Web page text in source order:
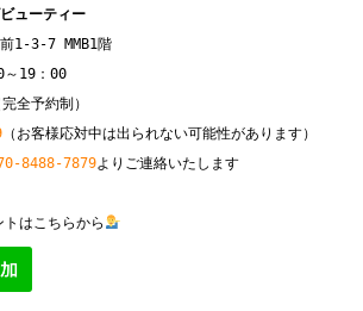
ミヤノマエメンズビューティー
1-3-7 MMB1階
～19：00
（お客様応対中は出られない可能性があります）
8488-7879よりご連絡いたします
はこちらから